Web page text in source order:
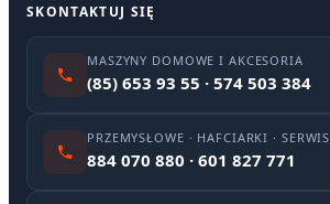
SKONTAKTUJ SIĘ
MASZYNY DOMOWE I AKCESORIA
(85) 653 93 55 · 574 503 384
PRZEMYSŁOWE · HAFCIARKI · SERWIS
884 070 880 · 601 827 771